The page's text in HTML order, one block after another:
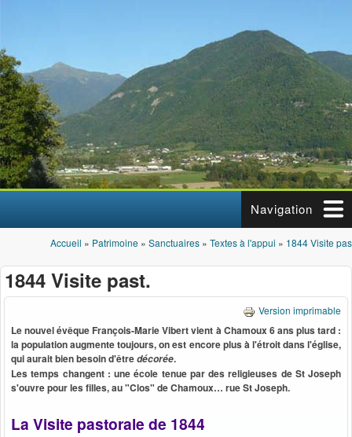
Navigation
Vous êtes ici
Accueil » Patrimoine » Sanctuaires » Textes à l'appui » 1844 Visite
1844 Visite past.
Version imprimable
Le nouvel évêque François-Marie Vibert vient à Chamoux 6 ans plus tard :
la population augmente toujours, on est encore plus à l'étroit dans l'église,
qui aurait bien besoin d'êtredécorée.
Les temps changent : une école tenue par des religieuses de St Joseph
s'ouvre pour les filles, au "Clos" de Chamoux… rue St Joseph.
La Visite pastorale de 1844